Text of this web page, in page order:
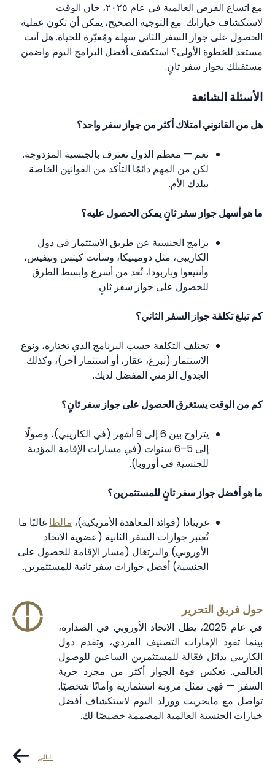
مع اتساع الفرص العالمية في عام ٢٠٢٥، حان الوقت
لاستكشاف خياراتك. مع التوجيه الصحيح، يمكن أن تكون عملية
الحصول على جواز السفر الثاني سهلة ومُغيّرة للحياة. هل أنت
مستعد للخطوة الأولى؟ استكشف أفضل البرامج اليوم واضمن
مستقبلك بجواز سفر ثانٍ.
الأسئلة الشائعة
هل من القانوني امتلاك أكثر من جواز سفر واحد؟
نعم — معظم الدول تعترف بالجنسية المزدوجة.
لكن من المهم دائمًا التأكد من القوانين الخاصة
ببلدك الأم.
ما هو أسهل جواز سفر ثانٍ يمكن الحصول عليه؟
برامج الجنسية عن طريق الاستثمار في دول
الكاريبي، مثل دومينيكا، وسانت كيتس ونيفيس،
وأنتيغوا وباربودا، تُعد من أسرع وأبسط الطرق
للحصول على جواز سفر ثانٍ.
كم تبلغ تكلفة جواز السفر الثاني؟
تختلف التكلفة حسب البرنامج الذي تختاره، ونوع
الاستثمار (تبرع، عقار، أو استثمار آخر)، وكذلك
الجدول الزمني المفضل لديك.
كم من الوقت يستغرق الحصول على جواز سفر ثانٍ؟
يتراوح بين 6 إلى 9 أشهر (في الكاريبي)، وصولًا
إلى 5–6 سنوات (في مسارات الإقامة المؤدية
للجنسية في أوروبا).
ما هو أفضل جواز سفر ثانٍ للمستثمرين؟
غرينادا (فوائد المعاهدة الأمريكية)، مالطا غالبًا ما
تُعتبر جوازات السفر الثانية (عضوية الاتحاد
الأوروبي) والبرتغال (مسار الإقامة للحصول على
الجنسية) أفضل جوازات سفر ثانية للمستثمرين.
حول فريق التحرير
في عام 2025، يظل الاتحاد الأوروبي في الصدارة،
بينما تقود الإمارات التصنيف الفردي، وتقدم دول
الكاريبي بدائل فعّالة للمستثمرين الساعين للوصول
العالمي. تعكس قوة الجواز أكثر من مجرد حرية
السفر — فهي تمثل مرونة استثمارية وأمانًا شخصيًا.
تواصل مع مايجريت وورلد اليوم لاستكشاف أفضل
خيارات الجنسية العالمية المصممة خصيصًا لك.
التالي